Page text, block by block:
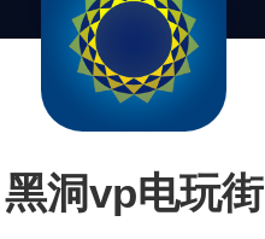
黑洞vp电玩街